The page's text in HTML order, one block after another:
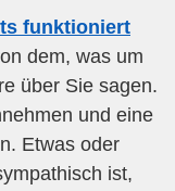
funktioniert
dem, was um
über Sie sagen.
und eine
Etwas oder
ist,